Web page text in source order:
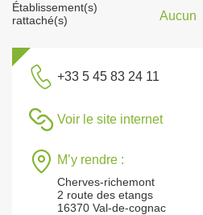
Établissement(s)
rattaché(s)
Aucun
+33 5 45 83 24 11
Voir le site internet
M’y rendre :
Cherves-richemont
2 route des etangs
16370 Val-de-cognac